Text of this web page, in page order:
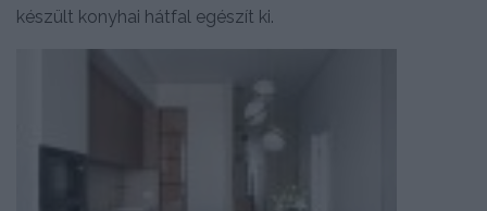
készült konyhai hátfal egészít ki.